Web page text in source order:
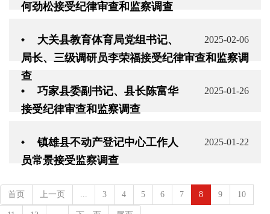
何劲松接受纪律审查和监察调查
2025-02-06
大关县教育体育局党组书记、
局长、三级调研员李荣福接受纪律审查和监察调
查
2025-01-26
巧家县委副书记、县长陈富华
接受纪律审查和监察调查
2025-01-22
镇雄县不动产登记中心工作人
员常景接受监察调查
首页 上一页 ... 3 4 5 6 7 8 9 10